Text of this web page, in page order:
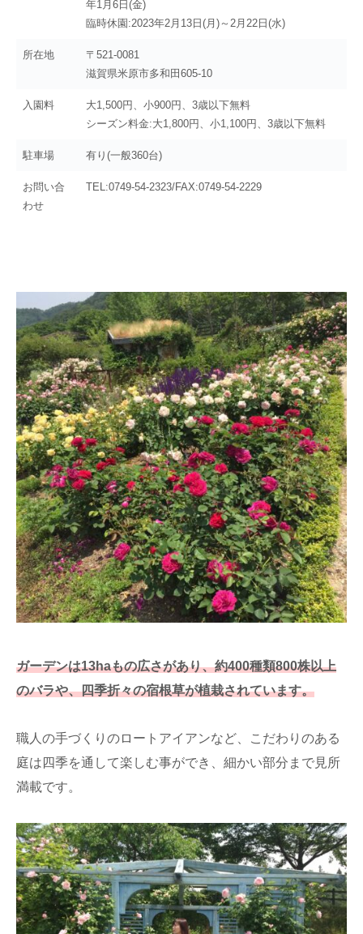
年1月6日(金)
臨時休園:2023年2月13日(月)～2月22日(水)
所在地
〒521-0081
滋賀県米原市多和田605-10
入園料
大1,500円、小900円、3歳以下無料
シーズン料金:大1,800円、小1,100円、3歳以下無料
駐車場 有り(一般360台)
お問い合
わせ
TEL:0749-54-2323/FAX:0749-54-2229
ガーデンは13haもの広さがあり、約400種類800株以上
のバラや、四季折々の宿根草が植栽されています。
職人の手づくりのロートアイアンなど、こだわりのある
庭は四季を通して楽しむ事ができ、細かい部分まで見所
満載です。